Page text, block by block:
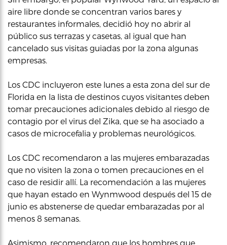
aire libre donde se concentran varios bares y
restaurantes informales, decidió hoy no abrir al
público sus terrazas y casetas, al igual que han
cancelado sus visitas guiadas por la zona algunas
empresas.
Los CDC incluyeron este lunes a esta zona del sur de
Florida en la lista de destinos cuyos visitantes deben
tomar precauciones adicionales debido al riesgo de
contagio por el virus del Zika, que se ha asociado a
casos de microcefalia y problemas neurológicos.
Los CDC recomendaron a las mujeres embarazadas
que no visiten la zona o tomen precauciones en el
caso de residir allí. La recomendación a las mujeres
que hayan estado en Wynmwood después del 15 de
junio es abstenerse de quedar embarazadas por al
menos 8 semanas.
Asimismo, recomendaron que los hombres que